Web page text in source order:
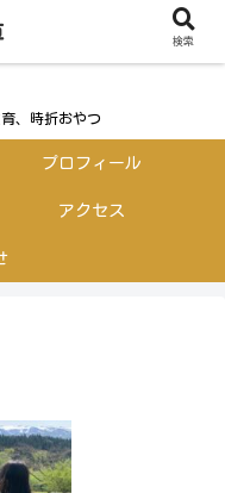
、時折おやつ
プロフィール
アクセス
検索